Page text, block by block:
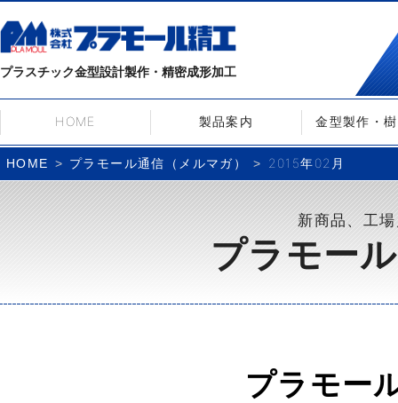
プラスチック金型設計製作・精密成形加工
HOME 製品案内 金型製作・
HOME プラモール通信（メルマガ） 2015年02月
新商品、工
プラモー
プラモー